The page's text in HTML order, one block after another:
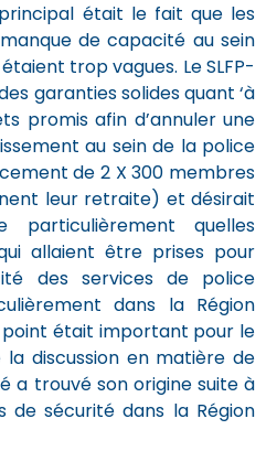
était le fait que les
de capacité au sein
trop vagues. Le SLFP-
garanties solides quant ‘à
promis afin d’annuler une
au sein de la police
de 2 X 300 membres
leur retraite) et désirait
particulièrement quelles
allaient être prises pour
des services de police
dans la Région
point était important pour le
la discussion en matière de
a trouvé son origine suite à
de sécurité dans la Région